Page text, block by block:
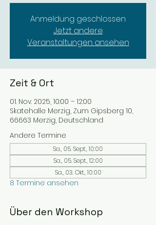
Anmeldung geschlossen
Jetzt andere
Veranstaltungen ansehen
Zeit & Ort
01. Nov. 2025, 10:00 – 12:00
Skatehalle Merzig, Zum Gipsberg 10,
66663 Merzig, Deutschland
Andere Termine
Sa., 05. Sept., 10:00
Sa., 05. Sept., 12:00
Sa., 03. Okt., 10:00
8 Termine ansehen
Über den Workshop